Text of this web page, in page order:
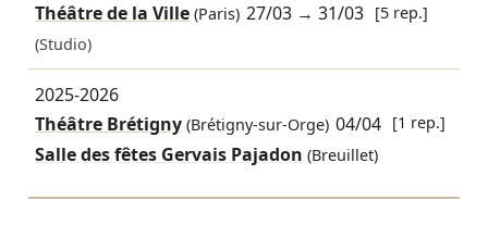
Théâtre de la Ville(Paris) 27/03 →31/03 [5 rep.]
(Studio)
2025-2026
Théâtre Brétigny(Brétigny-sur-Orge) 04/04 [1 rep.]
Salle des fêtes Gervais Pajadon (Breuillet)